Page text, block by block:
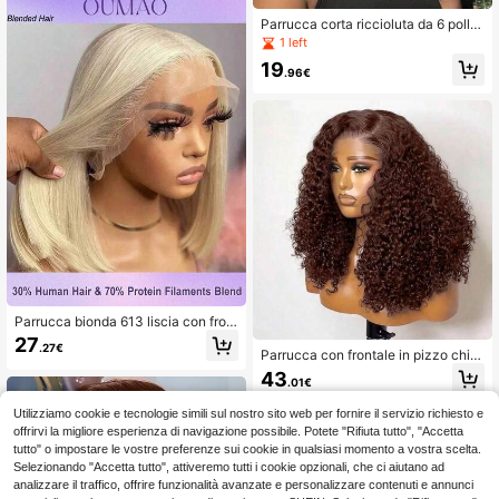
Senza Colla Per Donne
Parrucca bionda 613 liscia con fron
tale in pizzo, capelli umani misti, fro
ntale in pizzo HD 13x4, densità 20
ti per donne, pre-sfoltita con baby h
27.27€
Parrucca corta riccioluta da 6 pollic
i, parrucca frontale in pizzo HD 13x
1 con linea dei capelli naturale pre-
sfoltita, parrucca frontale in pizzo tr
per le donne
1 left
19.96€
Parrucca con frontale in pizzo chiu
so 5*5, ricci Jerry, pizzo trasparent
e, senza colla, frontale in pizzo tras
re-tagliata e pre-sfoltita, parrucca p
ronta da indossare realizzata in mis
cela di capelli umani, installazione r
apida, adatta per principianti
43.01€
Utilizziamo cookie e tecnologie simili sul nostro sito web per fornire il servizio richiesto e
offrirvi la migliore esperienza di navigazione possibile. Potete "Rifiuta tutto", "Accetta
tutto" o impostare le vostre preferenze sui cookie in qualsiasi momento a vostra scelta.
Selezionando "Accetta tutto", attiveremo tutti i cookie opzionali, che ci aiutano ad
analizzare il traffico, offrire funzionalità avanzate e personalizzare contenuti e annunci